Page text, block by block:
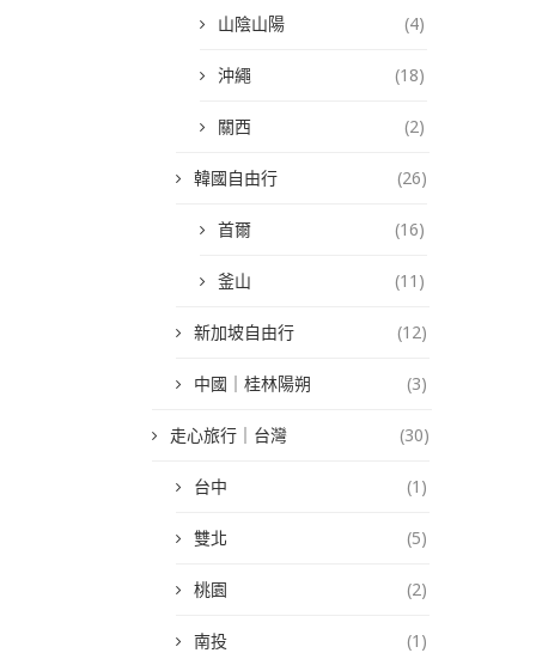
山陰山陽 (4)
沖繩 (18)
關西 (2)
韓國自由行 (26)
首爾 (16)
釜山 (11)
新加坡自由行 (12)
中國｜桂林陽朔 (3)
走心旅行｜台灣 (30)
台中 (1)
雙北 (5)
桃園 (2)
南投 (1)